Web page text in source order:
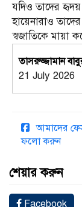
যদিও তাদের হৃদয়
হায়েনারাও
স্বজাতিকে মায়া
তাসরুজ্জামান
21 July 2026
আমাদের
ফলো করুন
শেয়ার করুন
Facebook